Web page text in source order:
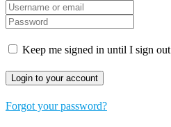
Keep me signed in until I sign out
Forgot your password?